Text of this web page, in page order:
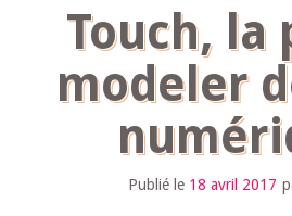
Touch, la
modeler
Publié le 18 avril 2017